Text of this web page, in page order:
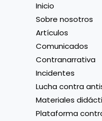
Inicio
Sobre nosotros
Artículos
Comunicados
Contranarrativa
Incidentes
Lucha contra
Materiales
Plataforma